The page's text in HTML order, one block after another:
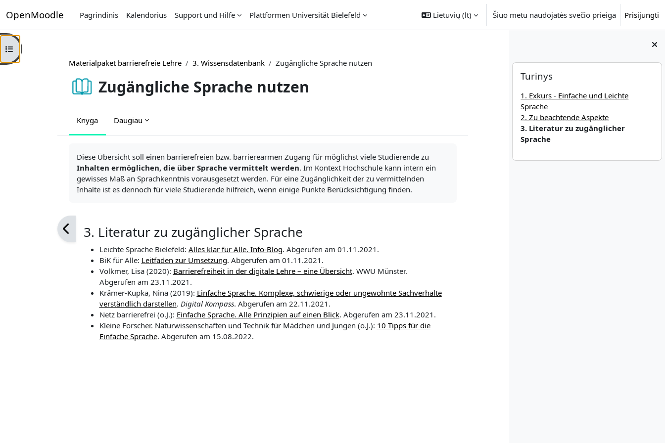
OpenMoodle Pagrindinis Kalendorius Support und Hilfe Plattformen Universität Bielefeld Lietuvių ‎(lt)‎ Šiuo metu naudojatės svečio prieiga Prisijungti
Blokai
Praleisti Turinys
Turinys
1. Exkurs - Einfache und Leichte
Sprache
2. Zu beachtende Aspekte
3. Literatur zu zugänglicher
Sprache
Atverti kurso rodyklę
Materialpaket barrierefreie Lehre
3. Wissensdatenbank Zugängliche Sprache nutzen
Zugängliche Sprache nutzen
Knyga Daugiau
Diese Übersicht soll einen barrierefreien bzw. barrierearmen Zugang für möglichst viele Studierende zu
Inhalten ermöglichen, die über Sprache vermittelt werden. Im Kontext Hochschule kann intern ein
gewisses Maß an Sprachkenntnis vorausgesetzt werden. Für eine Zugänglichkeit der zu vermittelnden
Inhalte ist es dennoch für viele Studierende hilfreich, wenn einige Punkte Berücksichtigung finden.
3. Literatur zu zugänglicher Sprache
Leichte Sprache Bielefeld: Alles klar für Alle. Info-Blog. Abgerufen am 01.11.2021.
BiK für Alle: Leitfaden zur Umsetzung. Abgerufen am 01.11.2021.
Volkmer, Lisa (2020): Barrierefreiheit in der digitale Lehre – eine Übersicht. WWU Münster.
Abgerufen am 23.11.2021.
Krämer-Kupka, Nina (2019): Einfache Sprache. Komplexe, schwierige oder ungewohnte Sachverhalte
verständlich darstellen. Digital Kompass. Abgerufen am 22.11.2021.
Netz barrierefrei (o.J.): Einfache Sprache. Alle Prinzipien auf einen Blick. Abgerufen am 23.11.2021.
Kleine Forscher. Naturwissenschaften und Technik für Mädchen und Jungen (o.J.): 10 Tipps für die
Einfache Sprache. Abgerufen am 15.08.2022.